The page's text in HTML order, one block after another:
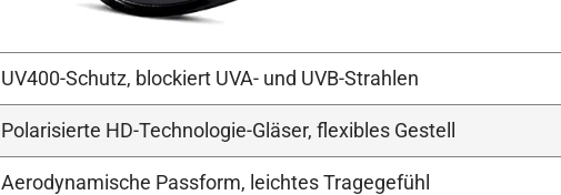
UV400-Schutz, blockiert UVA- und UVB-Strahlen
Polarisierte HD-Technologie-Gläser, flexibles Gestell
Aerodynamische Passform, leichtes Tragegefühl